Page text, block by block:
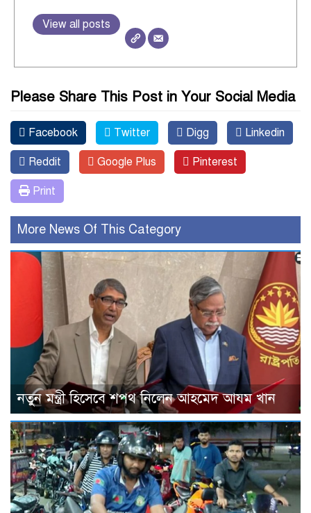
View all posts
Please Share This Post in Your Social Media
Facebook Twitter Digg Linkedin
Reddit Google Plus Pinterest
Print
More News Of This Category
নতুন মন্ত্রী হিসেবে শপথ নিলেন আহমেদ আযম খান